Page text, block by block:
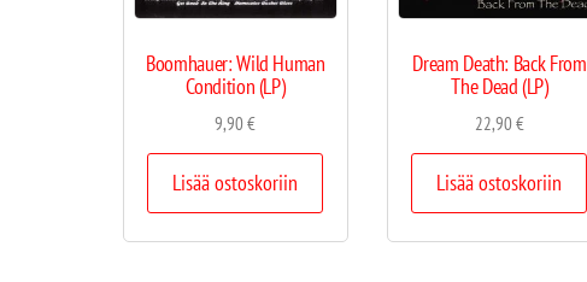
Boomhauer: Wild Human
Condition (LP)
9,90€
Lisää ostoskoriin
Dream Death: Back From
The Dead (LP)
22,90€
Lisää ostoskoriin